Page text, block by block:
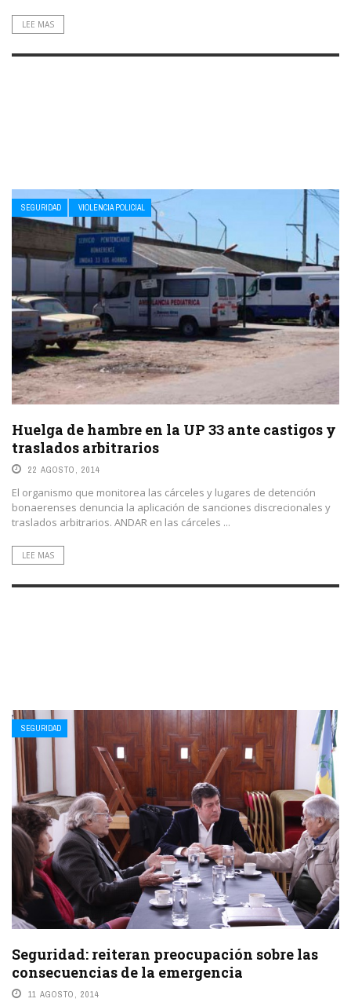
LEE MAS
SEGURIDAD VIOLENCIA POLICIAL
Huelga de hambre en la UP 33 ante castigos y
traslados arbitrarios
22 AGOSTO, 2014
El organismo que monitorea las cárceles y lugares de detención
bonaerenses denuncia la aplicación de sanciones discrecionales y
traslados arbitrarios. ANDAR en las cárceles ...
LEE MAS
SEGURIDAD
Seguridad: reiteran preocupación sobre las
consecuencias de la emergencia
11 AGOSTO, 2014